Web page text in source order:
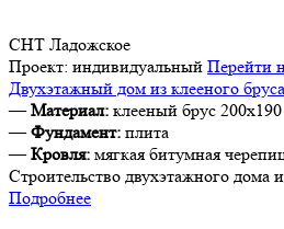
СНТ Ладожское
Проект: индивидуальный Перейти
Двухэтажный дом из клееного
—Материал: клееный брус 200х190
—Фундамент: плита
—Кровля: мягкая битумная
Строительство двухэтажного дома
Подробнее